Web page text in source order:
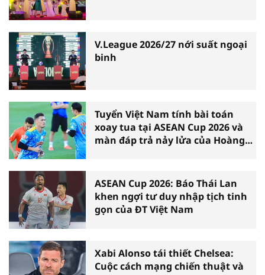
V.League 2026/27 nới suất ngoại
binh
Tuyển Việt Nam tính bài toán
xoay tua tại ASEAN Cup 2026 và
màn đáp trả nảy lửa của Hoàng
ASEAN Cup 2026: Báo Thái Lan
khen ngợi tư duy nhập tịch tinh
gọn của ĐT Việt Nam
Xabi Alonso tái thiết Chelsea:
Cuộc cách mạng chiến thuật và